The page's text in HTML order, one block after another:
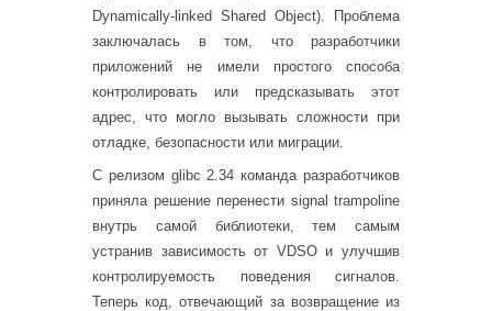
Dynamically-linked Shared Object). Проблема
заключалась в том, что разработчики
приложений не имели простого способа
контролировать или предсказывать этот
адрес, что могло вызывать сложности при
отладке, безопасности или миграции.
С релизом glibc 2.34 команда разработчиков
приняла решение перенести signal trampoline
внутрь самой библиотеки, тем самым
устранив зависимость от VDSO и улучшив
контролируемость поведения сигналов.
Теперь код, отвечающий за возвращение из